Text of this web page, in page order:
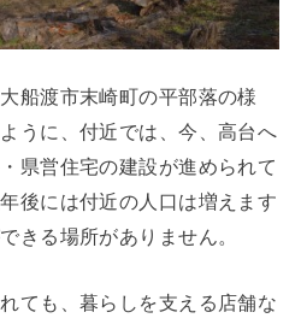
船渡市末崎町の平部落の様
うに、付近では、今、高台へ
県営住宅の建設が進められて
後には付近の人口は増えます
きる場所がありません。
ても、暮らしを支える店舗な